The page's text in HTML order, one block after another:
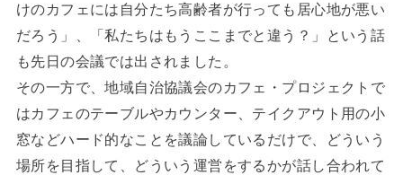
けのカフェには自分たち高齢者が行っても居心地が悪い
だろう」、「私たちはもうここまでと違う？」という話
も先日の会議では出されました。
その一方で、地域自治協議会のカフェ・プロジェクトで
はカフェのテーブルやカウンター、テイクアウト用の小
窓などハード的なことを議論しているだけで、どういう
場所を目指して、どういう運営をするかが話し合われて